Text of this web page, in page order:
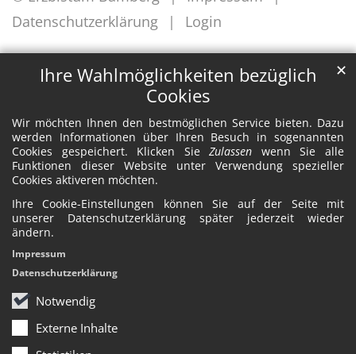
Ihre Wahlmöglichkeiten bezüglich
Cookies
Wir möchten Ihnen den bestmöglichen Service bieten. Dazu
werden Informationen über Ihren Besuch in sogenannten
Cookies gespeichert. Klicken SieZulassen wenn Sie alle
Funktionen dieser Website unter Verwendung spezieller
Cookies aktiveren möchten.
Ihre Cookie-Einstellungen können Sie auf der Seite mit
unserer Datenschutzerklärung später jederzeit wieder
ändern.
Notwendig
Externe Inhalte
✕
Impressum
Datenschutzerklärung
Datenschutzerklärung
Login